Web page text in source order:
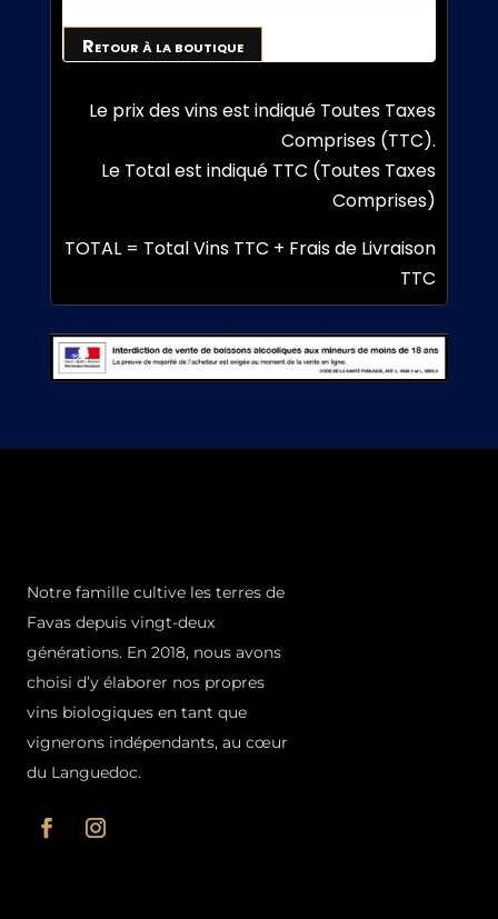
Retour à la boutique
Le prix des vins est indiqué Toutes Taxes
Comprises (TTC).
Le Total est indiqué TTC (Toutes Taxes
Comprises)
TOTAL = Total Vins TTC + Frais de Livraison
TTC
Notre famille cultive les terres de
Favas depuis vingt-deux
générations. En 2018, nous avons
choisi d’y élaborer nos propres
vins biologiques en tant que
vignerons indépendants, au cœur
du Languedoc.